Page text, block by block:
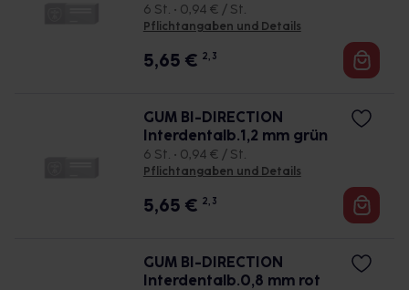
6 St. • 0,94 € / St.
Pflichtangaben und Details
5,65 € 2, 3
GUM BI-DIRECTION
Interdentalb.1,2 mm grün
6 St. • 0,94 € / St.
Pflichtangaben und Details
5,65 € 2, 3
GUM BI-DIRECTION
Interdentalb.0,8 mm rot